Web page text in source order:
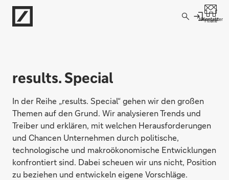
Direkt zur Hauptnavigation (Enter drücken)
Kontakt
Filiale
Newsletter
results. Special
In der Reihe „results. Special“ gehen wir den großen
Themen auf den Grund. Wir analysieren Trends und
Treiber und erklären, mit welchen Herausforderungen
und Chancen Unternehmen durch politische,
technologische und makroökonomische Entwicklungen
konfrontiert sind. Dabei scheuen wir uns nicht, Position
zu beziehen und entwickeln eigene Vorschläge.